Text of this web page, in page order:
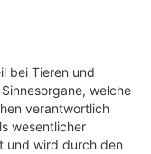
bei Tieren und
welche
verantwortlich
wesentlicher
und wird durch den